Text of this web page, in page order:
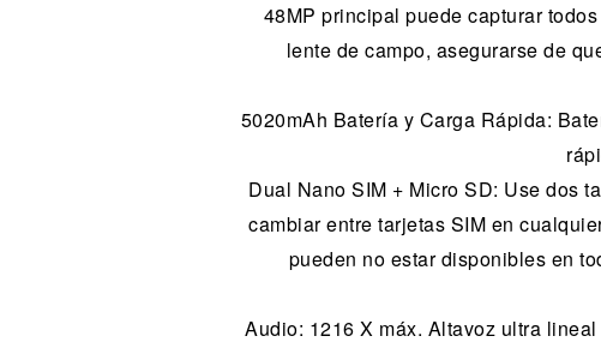
48MP principal puede capturar
lente de campo, asegurarse de
5020mAh Batería y Carga Rápida:
Dual Nano SIM + Micro SD: Use dos
cambiar entre tarjetas SIM en
pueden no estar disponibles en
Audio: 1216 X máx. Altavoz ultra